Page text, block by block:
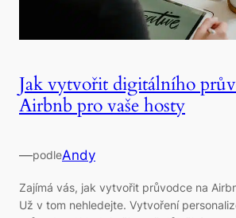
Jak vytvořit digitálního
Airbnb pro vaše hosty
—podleAndy
Zajímá vás, jak vytvořit průvodce na
Už v tom nehledejte. Vytvoření